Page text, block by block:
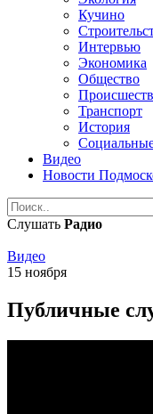
Кучино
Интервью
Экономика
Общество
Транспорт
История
Видео
Новости
Слушать Радио
Видео
15 ноября
Публичные